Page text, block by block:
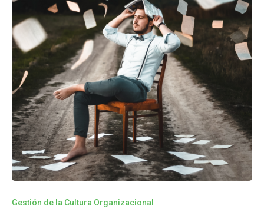
Gestión de la Cultura Organizacional